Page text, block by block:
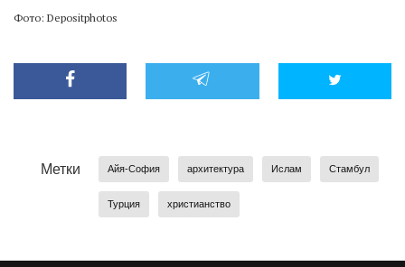
Фото: Depositphotos
Метки Айя-София архитектура Ислам Стамбул
Турция христианство